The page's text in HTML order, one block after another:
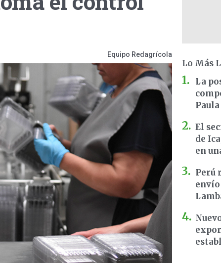
Equipo Redagrícola
Lo Más
La
El
de
en
Perú
envío